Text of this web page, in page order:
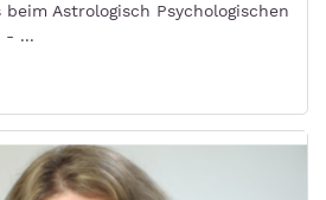
Astrologisch Psychologischen
- ...